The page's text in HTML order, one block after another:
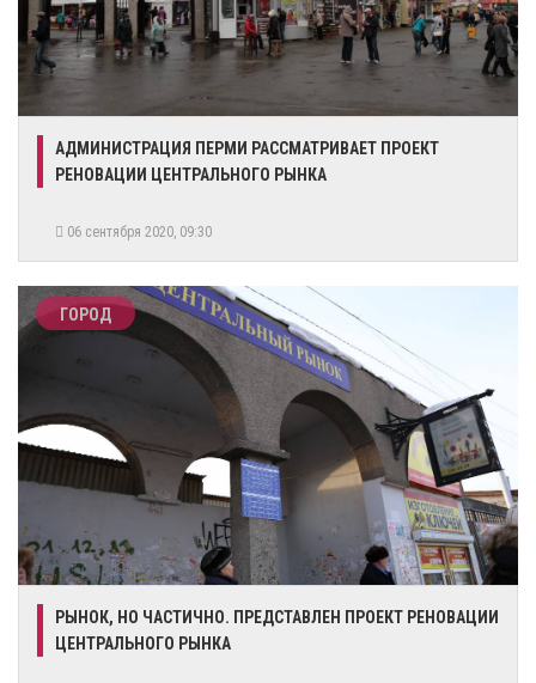
АДМИНИСТРАЦИЯ ПЕРМИ РАССМАТРИВАЕТ ПРОЕКТ
РЕНОВАЦИИ ЦЕНТРАЛЬНОГО РЫНКА
06 сентября 2020, 09:30
ГОРОД
РЫНОК, НО ЧАСТИЧНО. ПРЕДСТАВЛЕН ПРОЕКТ РЕНОВАЦИИ
ЦЕНТРАЛЬНОГО РЫНКА